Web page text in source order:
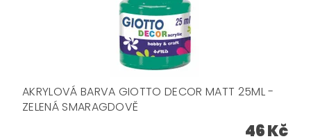
AKRYLOVÁ BARVA GIOTTO DECOR MATT 25ML -
ZELENÁ SMARAGDOVĚ
46 Kč